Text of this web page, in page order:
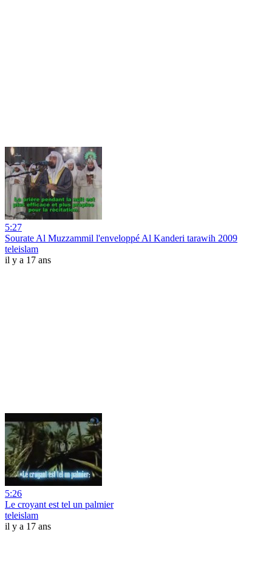
5:27
Sourate Al Muzzammil l'enveloppé Al Kanderi tarawih 2009
teleislam
il y a 17 ans
5:26
Le croyant est tel un palmier
teleislam
il y a 17 ans